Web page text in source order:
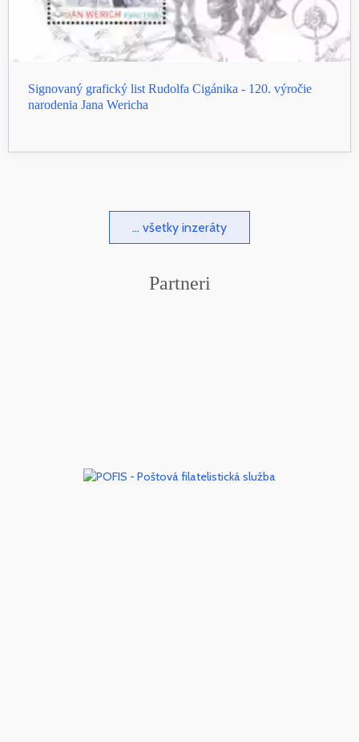
Signovaný grafický list Rudolfa Cigánika - 120. výročie
narodenia Jana Wericha
... všetky inzeráty
Partneri